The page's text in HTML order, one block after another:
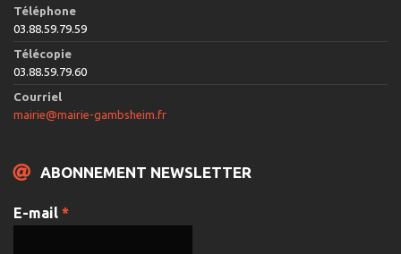
Téléphone
03.88.59.79.59
Télécopie
03.88.59.79.60
Courriel
mairie@mairie-gambsheim.fr
ABONNEMENT NEWSLETTER
E-mail *